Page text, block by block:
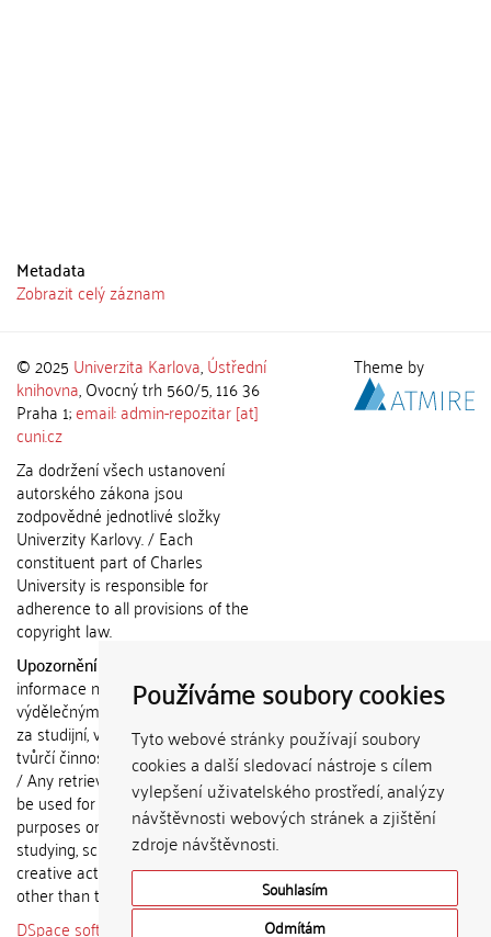
Používáme soubory cookies
Tyto webové stránky používají soubory
cookies a další sledovací nástroje s cílem
vylepšení uživatelského prostředí, analýzy
návštěvnosti webových stránek a zjištění
zdroje návštěvnosti.
Souhlasím
Odmítám
Metadata
Zobrazit celý záznam
© 2025 Univerzita Karlova,Ústřední
knihovna, Ovocný trh 560/5, 116 36
Praha 1;email: admin-repozitar [at]
cuni.cz
Za dodržení všech ustanovení
autorského zákona jsou
zodpovědné jednotlivé složky
Univerzity Karlovy. / Each
constituent part of Charles
University is responsible for
adherence to all provisions of the
copyright law.
Upozornění / Notice:
informace nemohou být použity k
výdělečným účelům nebo vydávány
za studijní, vědeckou nebo jinou
tvůrčí činnost jiné osoby než autora.
/ Any retrieved information shall not
be used for any commercial
purposes or claimed as results of
studying, scientific or any other
creative activities of any person
other than the author.
DSpace software
copyright © 2002-
Theme by